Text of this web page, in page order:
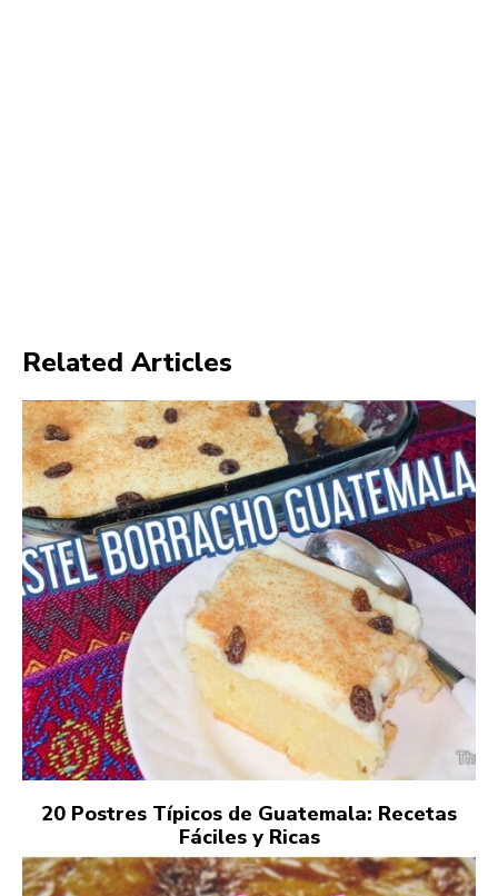
Related Articles
20 Postres Típicos de Guatemala: Recetas
Fáciles y Ricas